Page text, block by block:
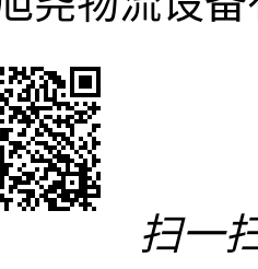
扫一